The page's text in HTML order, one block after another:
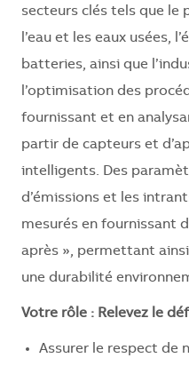
secteurs clés tels que le
l’eau et les eaux usées,
batteries, ainsi que
l’optimisation des
fournissant et en
partir de capteurs et
intelligents. Des
d’émissions et les
mesurés en fournissant
après », permettant
une durabilité
Votre rôle : Relevez le
Assurer le respect de